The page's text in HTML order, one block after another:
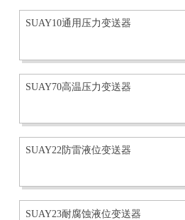
SUAY10通用压力变送器
SUAY70高温压力变送器
SUAY22防雷液位变送器
SUAY23耐腐蚀液位变送器